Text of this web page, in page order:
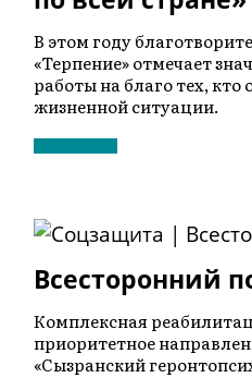
В этом году
«Терпение» отмечает
работы на благо тех, кто
жизненной ситуации.
Всесторонний
Комплексная
приоритетное
«Сызранский